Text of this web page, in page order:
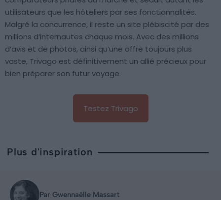
utilisateurs que les hôteliers par ses fonctionnalités.
Malgré la concurrence, il reste un site plébiscité par des
millions d’internautes chaque mois. Avec des millions
d’avis et de photos, ainsi qu’une offre toujours plus
vaste, Trivago est définitivement un allié précieux pour
bien préparer son futur voyage.
Testez Trivago
Plus d'inspiration
Par Gwennaëlle Massart